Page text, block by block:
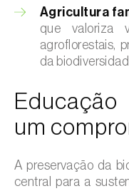
Agricultura
que valoriza
agroflorestais,
da
um
A preservação da
central para a